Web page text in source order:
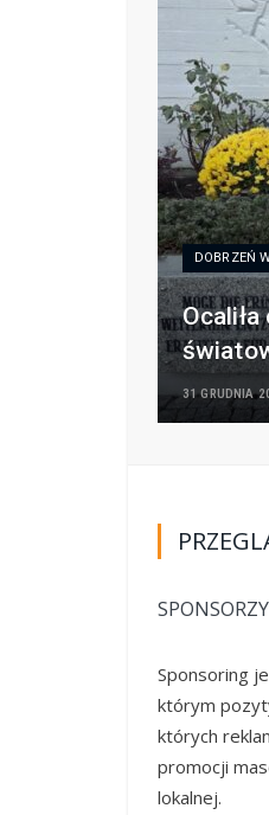
DOBRZEŃ
31 GRUDNIA
Sponsoring
którym
których
promocji
lokalnej.